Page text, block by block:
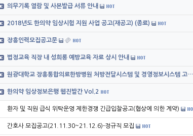
의무기록 열람 및 사본발급 서류 안내
2018년도 한의약 임상시험 지원 사업 공고(재공고) (종료)
장흥인력모집공고문
법정교육 직장 내 성희롱 예방교육 자료 상시 안내
원광대학교 장흥통합의료한방병원 처방전달시스템 및 경영정보시스템 고…
한의약 임상정보은행 웹진발간 Vol.2
환자 및 직원 급식 위탁운영 제한경쟁 긴급입찰공고(협상에 의한 계약)
간호사 모집공고(21.11.30~21.12.6)-정규직 모집